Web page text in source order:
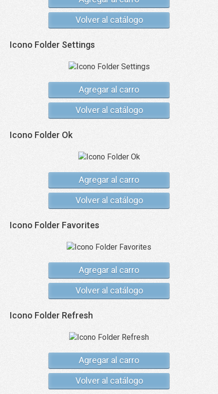
Volver al catálogo
Icono Folder Settings
Agregar al carro
Volver al catálogo
Icono Folder Ok
Agregar al carro
Volver al catálogo
Icono Folder Favorites
Agregar al carro
Volver al catálogo
Icono Folder Refresh
Agregar al carro
Volver al catálogo